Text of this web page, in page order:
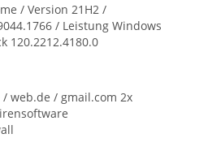
/ Version 21H2 /
/ Leistung Windows
120.2212.4180.0
web.de / gmail.com 2x